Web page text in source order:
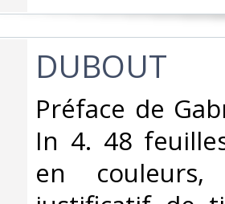
‎DUBOUT ‎
‎Préface de
In 4. 48
en